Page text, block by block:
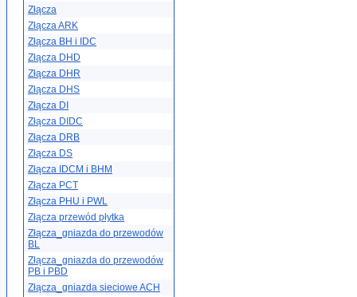
Złącza
Złącza ARK
Złącza BH i IDC
Złącza DHD
Złącza DHR
Złącza DHS
Złącza DI
Złącza DIDC
Złącza DRB
Złącza DS
Złącza IDCM i BHM
Złącza PCT
Złącza PHU i PWL
Złącza przewód płytka
Złącza_gniazda do przewodów
BL
Złącza_gniazda do przewodów
PB i PBD
Złącza_gniazda sieciowe ACH